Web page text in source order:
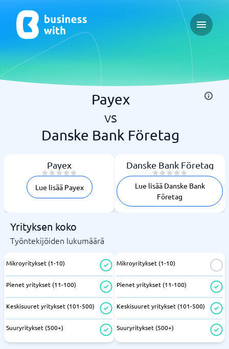
Open
Payex
vs
Danske Bank Företag
Payex
Lue lisää Payex
Danske Bank Företag
Lue lisää Danske Bank
Företag
Yrityksen koko
Työntekijöiden lukumäärä
Mikroyritykset (1-10)
Pienet yritykset (11-100)
Keskisuuret yritykset (101-500)
Suuryritykset (500+)
Mikroyritykset (1-10)
Pienet yritykset (11-100)
Keskisuuret yritykset (101-500)
Suuryritykset (500+)